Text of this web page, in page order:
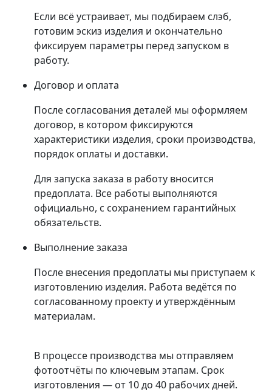
Если всё устраивает, мы подбираем слэб,
готовим эскиз изделия и окончательно
фиксируем параметры перед запуском в
работу.
Договор и оплата
После согласования деталей мы оформляем
договор, в котором фиксируются
характеристики изделия, сроки производства,
порядок оплаты и доставки.
Для запуска заказа в работу вносится
предоплата. Все работы выполняются
официально, с сохранением гарантийных
обязательств.
Выполнение заказа
После внесения предоплаты мы приступаем к
изготовлению изделия. Работа ведётся по
согласованному проекту и утверждённым
материалам.
В процессе производства мы отправляем
фотоотчёты по ключевым этапам. Срок
изготовления — от 10 до 40 рабочих дней.